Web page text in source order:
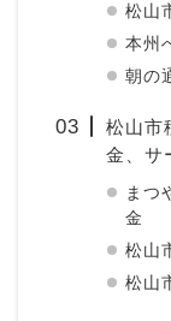
松山
本州
朝の
松山市
金、サ
まつ
金
松山
松山